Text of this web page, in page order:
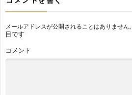
メールアドレスが公開されることはありません。
目です
コメント